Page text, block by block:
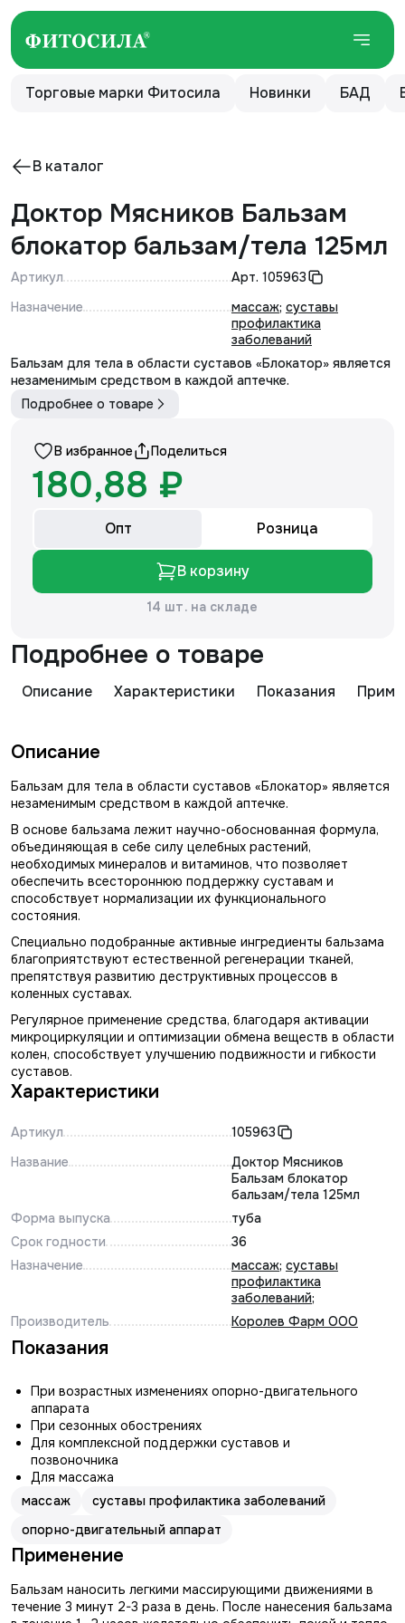
Торговые марки Фитосила Новинки БАД
В каталог
Доктор Мясников Бальзам
блокатор бальзам/тела 125мл
Артикул Арт. 105963
Назначение
массаж; суставы
профилактика
заболеваний
Бальзам для тела в области суставов «Блокатор» является
незаменимым средством в каждой аптечке.
Подробнее о товаре
В избранное Поделиться
180,88 ₽
Опт Розница
В корзину
14 шт. на складе
Подробнее о товаре
Описание Характеристики Показания
Описание
Бальзам для тела в области суставов «Блокатор» является
незаменимым средством в каждой аптечке.
В основе бальзама лежит научно-обоснованная формула,
объединяющая в себе силу целебных растений,
необходимых минералов и витаминов, что позволяет
обеспечить всестороннюю поддержку суставам и
способствует нормализации их функционального
состояния.
Специально подобранные активные ингредиенты бальзама
благоприятствуют естественной регенерации тканей,
препятствуя развитию деструктивных процессов в
коленных суставах.
Регулярное применение средства, благодаря активации
микроциркуляции и оптимизации обмена веществ в области
колен, способствует улучшению подвижности и гибкости
суставов.
Характеристики
Артикул
105963
Название
Доктор Мясников
Бальзам блокатор
бальзам/тела 125мл
Форма выпуска
туба
Срок годности
36
Назначение
массаж; суставы
профилактика
заболеваний;
Производитель
Королев Фарм ООО
Показания
При возрастных изменениях опорно-двигательного
аппарата
При сезонных обострениях
Для комплексной поддержки суставов и
позвоночника
Для массажа
массаж
суставы профилактика заболеваний
опорно-двигательный аппарат
Применение
Бальзам наносить легкими массирующими движениями в
течение 3 минут 2-3 раза в день. После нанесения бальзама